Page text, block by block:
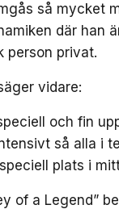
så mycket
där han
person privat.
vidare:
och fin
så alla i
plats i
of a Legend”